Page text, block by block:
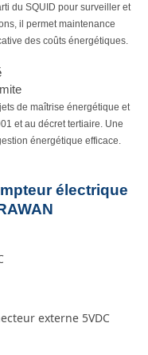
du SQUID pour surveiller et
il permetmaintenance
des coûts énergétiques.
de maîtrise énergétique et
et au décret tertiaire. Une
énergétique efficace.
électrique
externe 5VDC